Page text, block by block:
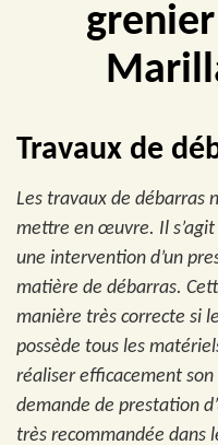
Travaux de
Les travaux de débarras
mettre en œuvre. Il s’agit
une intervention d’un
matière de débarras.
manière très correcte si
possède tous les
réaliser efficacement
demande de prestation
très recommandée dans